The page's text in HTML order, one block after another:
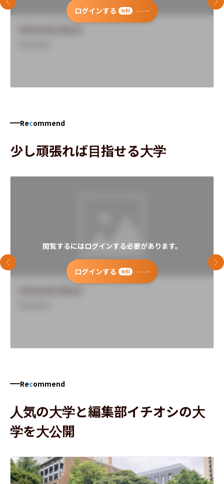
ログインする 無料
前のスライド 次
Recommend
少し頑張れば目指せる大学
閲覧するにはログインする必要があります。
ログインする 無料
前のスライド 次
Recommend
人気の大学と編集部イチオシの大
学を大公開